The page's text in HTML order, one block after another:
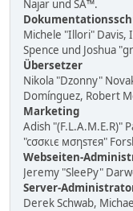
Najar und SA™.
Michele "Illori" Davis,
Spence und Joshua
Übersetzer
Nikola "Dzonny"
Domínguez, Robert
Marketing
Adish "(F.L.A.M.E.R)"
"cσσкιє мσηѕтєя"
Webseiten-
Jeremy "SleePy"
Server-
Derek Schwab,